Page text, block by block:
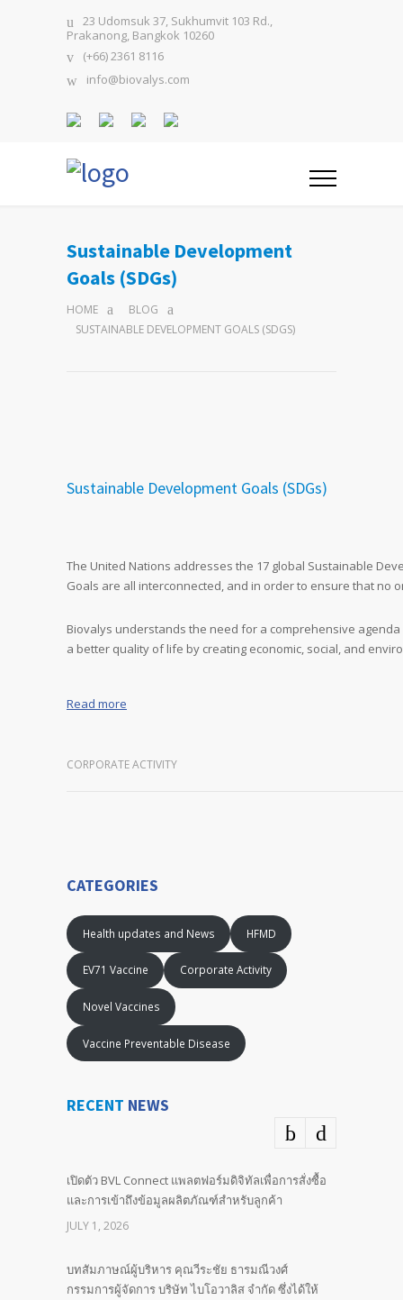
23 Udomsuk 37, Sukhumvit 103 Rd.,
Prakanong, Bangkok 10260
(+66) 2361 8116
info@biovalys.com
Sustainable Development
Goals (SDGs)
HOME
BLOG
SUSTAINABLE DEVELOPMENT GOALS (SDGS)
Sustainable Development Goals (SDGs)
The United Nations addresses the 17 global Sustainable
Goals are all interconnected, and in order to ensure that no
Biovalys understands the need for a comprehensive
a better quality of life by creating economic, social, and
Read more
CORPORATE ACTIVITY
CATEGORIES
Health updates and News HFMD
EV71 Vaccine Corporate Activity
Novel Vaccines
Vaccine Preventable Disease
RECENT NEWS
เปิดตัว BVL Connect แพลตฟอร์มดิจิทัลเพื่อการสั่งซื้อ
และการเข้าถึงข้อมูลผลิตภัณฑ์สำหรับลูกค้า
JULY 1, 2026
บทสัมภาษณ์ผู้บริหาร คุณวีระชัย ธารมณีวงศ์
กรรมการผู้จัดการ บริษัท ไบโอวาลิส จำกัด ซึ่งได้ให้